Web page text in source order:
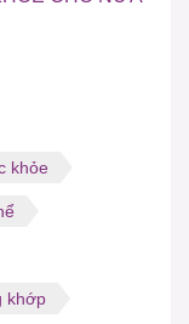
khỏe
khớp